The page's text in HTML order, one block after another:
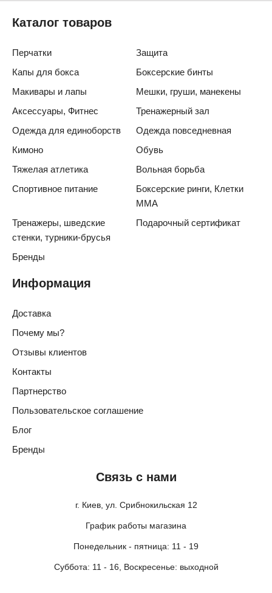
Связь с нами
г. Киев, ул. Срибнокильская 12
График работы магазина
Понедельник - пятница: 11 - 19
Суббота: 11 - 16, Воскресенье: выходной
Каталог товаров
Перчатки
Защита
Капы для бокса
Боксерские бинты
Макивары и лапы
Мешки, груши, манекены
Аксессуары, Фитнес
Тренажерный зал
Одежда для единоборств
Одежда повседневная
Кимоно
Обувь
Тяжелая атлетика
Вольная борьба
Спортивное питание
Боксерские ринги, Клетки
ММА
Тренажеры, шведские
стенки, турники-брусья
Подарочный сертификат
Бренды
Информация
Доставка
Почему мы?
Отзывы клиентов
Контакты
Партнерство
Пользовательское соглашение
Блог
Бренды